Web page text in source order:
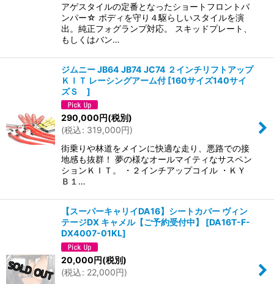
アゲスタイルの定番となったショートフロントバ
ンパー☆ ボディを守り４駆らしいスタイルを演
出。純正フォグランプ対応。 スキッドプレート、
もしくはバン…
ジムニー JB64 JB74 JC74 ２インチリフトアップ
ＫＩＴ レーシングアーム付 [160サイズ140サイ
ズＳ ]
290,000円(税別)
(税込: 319,000円)
街乗りや林道をメインに快適な走り、悪路での接
地感も抜群！ 夢の様なオールマイティなサスペン
ションＫＩＴ。 ・２インチアップコイル ・ＫＹ
Ｂ１…
【スーパーキャリイDA16】シートカバー ヴィン
テージDX キャメル【ご予約受付中】
[DA16T-F-
DX4007-01KL]
20,000円(税別)
(税込: 22,000円)